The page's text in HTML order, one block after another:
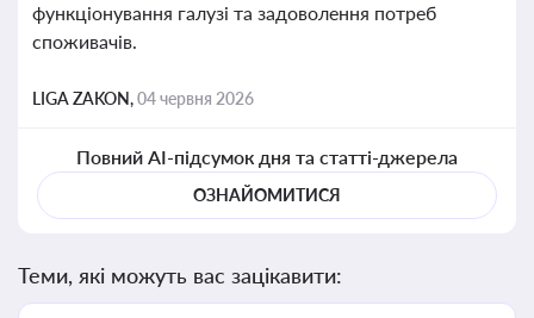
функціонування галузі та задоволення потреб
споживачів.
LIGA ZAKON,04 червня 2026
Повний AI-підсумок дня та статті-джерела
ОЗНАЙОМИТИСЯ
Теми, які можуть вас зацікавити: